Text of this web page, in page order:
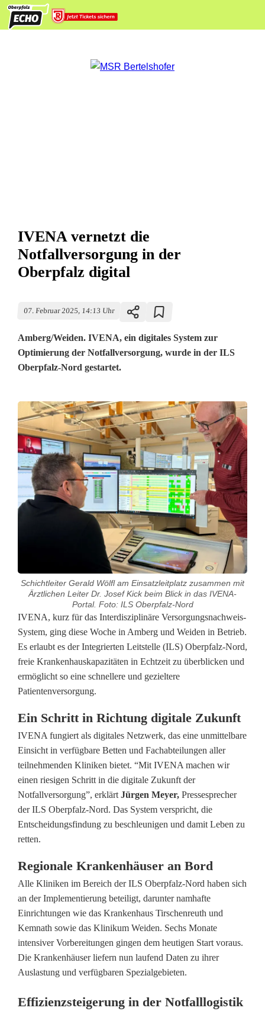
IVENA vernetzt die
Notfallversorgung in der
Oberpfalz digital
07. Februar 2025, 14:13 Uhr
Amberg/Weiden. IVENA, ein digitales System zur
Optimierung der Notfallversorgung, wurde in der ILS
Oberpfalz-Nord gestartet.
Schichtleiter Gerald Wölfl am Einsatzleitplatz zusammen mit
Ärztlichen Leiter Dr. Josef Kick beim Blick in das IVENA-
Portal. Foto: ILS Oberpfalz-Nord
I
V
E
N
A
v
e
r
n
e
t
z
t
d
i
e
N
o
IVENA, kurz für das Interdisziplinäre Versorgungsnachweis-
System, ging diese Woche in Amberg und Weiden in Betrieb.
Es erlaubt es der Integrierten Leitstelle (ILS) Oberpfalz-Nord,
freie Krankenhauskapazitäten in Echtzeit zu überblicken und
ermöglicht so eine schnellere und gezieltere
Patientenversorgung.
Ein Schritt in Richtung digitale Zukunft
IVENA fungiert als digitales Netzwerk, das eine unmittelbare
Einsicht in verfügbare Betten und Fachabteilungen aller
teilnehmenden Kliniken bietet. “Mit IVENA machen wir
einen riesigen Schritt in die digitale Zukunft der
Notfallversorgung”, erklärt Jürgen Meyer, Pressesprecher
der ILS Oberpfalz-Nord. Das System verspricht, die
Entscheidungsfindung zu beschleunigen und damit Leben zu
retten.
Regionale Krankenhäuser an Bord
Alle Kliniken im Bereich der ILS Oberpfalz-Nord haben sich
an der Implementierung beteiligt, darunter namhafte
Einrichtungen wie das Krankenhaus Tirschenreuth und
Kemnath sowie das Klinikum Weiden. Sechs Monate
intensiver Vorbereitungen gingen dem heutigen Start voraus.
Die Krankenhäuser liefern nun laufend Daten zu ihrer
Auslastung und verfügbaren Spezialgebieten.
Effizienzsteigerung in der Notfalllogistik